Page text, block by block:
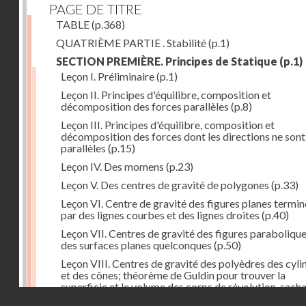
PAGE DE TITRE
TABLE(p.368)
QUATRIÈME PARTIE . Stabilité(p.1)
SECTION PREMIÈRE. Principes de Statique (p.1)
Leçon I. Préliminaire(p.1)
Leçon II. Principes d'équilibre, composition et
décomposition des forces parallèles (p.8)
Leçon III. Principes d'équilibre, composition et
décomposition des forces dont les directions ne
parallèles (p.15)
Leçon IV. Des momens (p.23)
Leçon V. Des centres de gravité de polygones (p.33)
Leçon VI. Centre de gravité des figures planes
par des lignes courbes et des lignes droites (p.40)
Leçon VII. Centres de gravité des figures
des surfaces planes quelconques (p.50)
Leçon VIII. Centres de gravité des polyèdres des
et des cônes; théorème de Guldin pour trouver la
superficie et le volume des corps de révolution,